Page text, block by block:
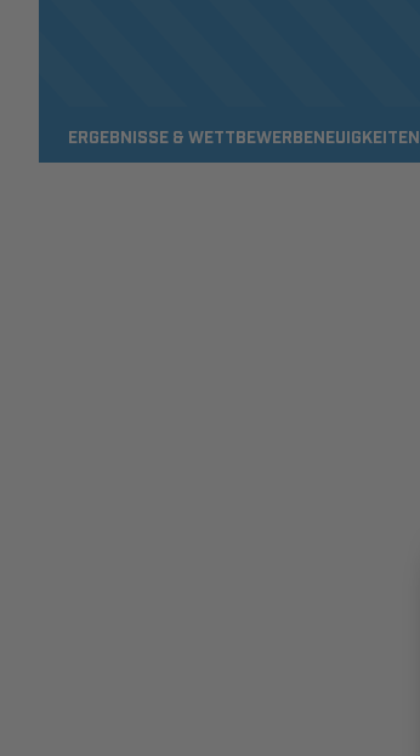
ERGEBNISSE & WETTBEWERBENEUIGKEITEN